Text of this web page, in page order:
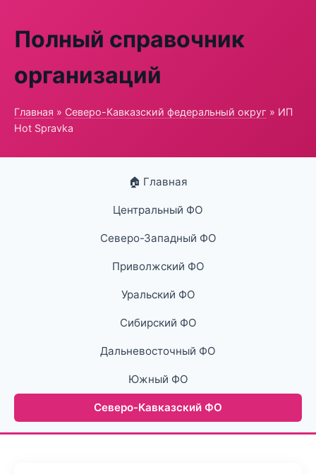
Полный справочник
организаций
Главная » Северо-Кавказский федеральный округ » ИП
Hot Spravka
🏠 Главная
Центральный ФО
Северо-Западный ФО
Приволжский ФО
Уральский ФО
Сибирский ФО
Дальневосточный ФО
Южный ФО
Северо-Кавказский ФО